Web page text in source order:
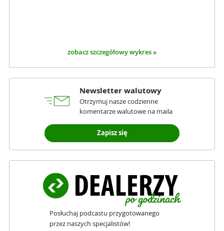
zobacz szczegółowy wykres »
Newsletter walutowy
Otrzymuj nasze codzienne
komentarze walutowe na maila
Zapisz się
Posłuchaj podcastu przygotowanego
przez naszych specjalistów!